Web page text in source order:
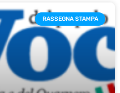
RASSEGNA STAMPA